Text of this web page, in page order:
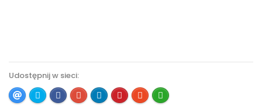
Udostępnij w sieci: